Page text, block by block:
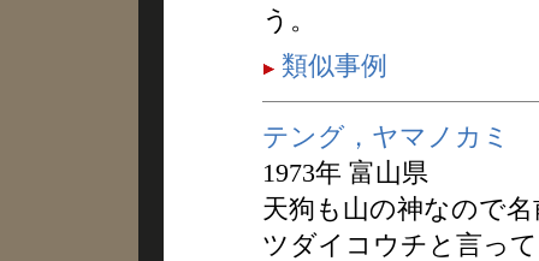
う。
類似事例
テング，ヤマノカミ
1973年 富山県
天狗も山の神なので
ツダイコウチと言っ